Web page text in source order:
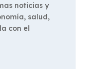
noticias y
salud,
con el